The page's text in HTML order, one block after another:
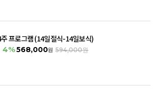
프로그램 (14일절식-14일보식)
4%568,000원 594,000원